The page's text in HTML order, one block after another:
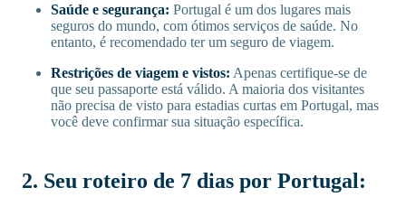
Saúde e segurança: Portugal é um dos lugares mais
seguros do mundo, com ótimos serviços de saúde. No
entanto, é recomendado ter um seguro de viagem.
Restrições de viagem e vistos: Apenas certifique-se de
que seu passaporte está válido. A maioria dos visitantes
não precisa de visto para estadias curtas em Portugal, mas
você deve confirmar sua situação específica.
2. Seu roteiro de 7 dias por Portugal: